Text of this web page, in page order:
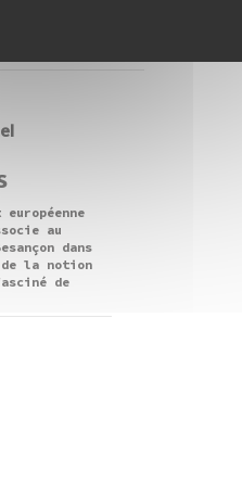
au
dans
la notion
de